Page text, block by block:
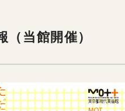
（当館開催）